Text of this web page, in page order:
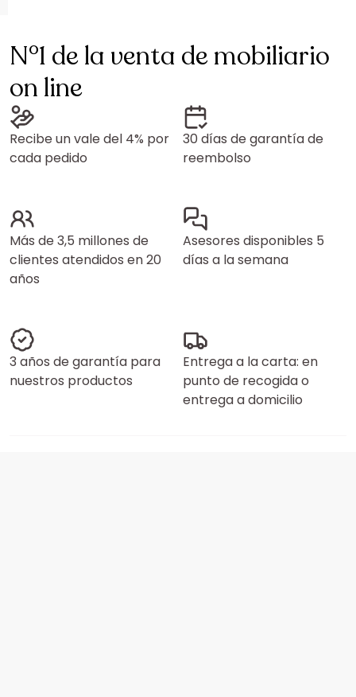
N°1 de la venta de mobiliario
on line
Recibe un vale del 4% por
cada pedido
30 días de garantía de
reembolso
Más de 3,5 millones de
clientes atendidos en 20
años
Asesores disponibles 5
días a la semana
3 años de garantía para
nuestros productos
Entrega a la carta: en
punto de recogida o
entrega a domicilio